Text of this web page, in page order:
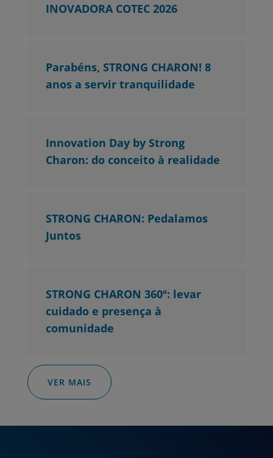
INOVADORA COTEC 2026
Parabéns, STRONG CHARON! 8
anos a servir tranquilidade
Innovation Day by Strong
Charon: do conceito à realidade
STRONG CHARON: Pedalamos
Juntos
STRONG CHARON 360º: levar
cuidado e presença à
comunidade
VER MAIS